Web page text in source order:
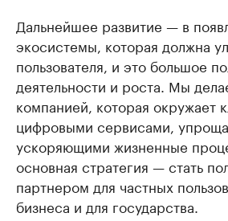
Дальнейшее развитие — в
экосистемы, которая должна
пользователя, и это большое
деятельности и роста. Мы
компанией, которая окружает
цифровыми сервисами,
ускоряющими жизненные
основная стратегия — стать
партнером для частных
бизнеса и для государства.